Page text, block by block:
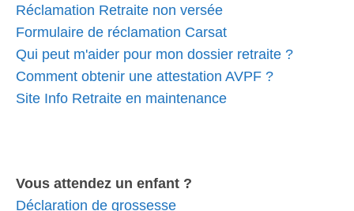
Réclamation Retraite non versée
Formulaire de réclamation Carsat
Qui peut m'aider pour mon dossier retraite ?
Comment obtenir une attestation AVPF ?
Site Info Retraite en maintenance
Vous attendez un enfant ?
Déclaration de grossesse